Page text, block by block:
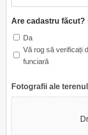
Are cadastru făcut?
Da
Vă rog să verificați
funciară
Fotografii ale